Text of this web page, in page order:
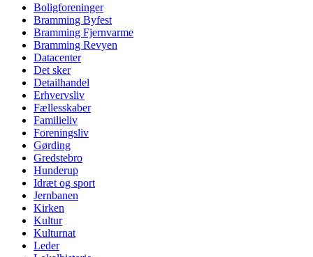
Boligforeninger
Bramming Byfest
Bramming Fjernvarme
Bramming Revyen
Datacenter
Det sker
Detailhandel
Erhvervsliv
Fællesskaber
Familieliv
Foreningsliv
Gørding
Gredstebro
Hunderup
Idræt og sport
Jernbanen
Kirken
Kultur
Kulturnat
Leder